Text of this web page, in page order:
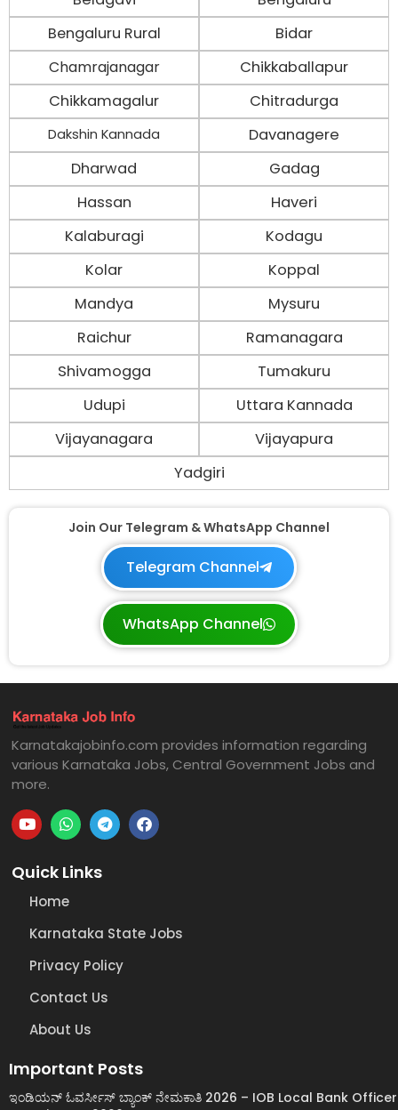
Bengaluru Rural
Bidar
Chamrajanagar
Chikkaballapur
Chikkamagalur
Chitradurga
Dakshin Kannada
Davanagere
Dharwad
Gadag
Hassan
Haveri
Kalaburagi
Kodagu
Kolar
Koppal
Mandya
Mysuru
Raichur
Ramanagara
Shivamogga
Tumakuru
Udupi
Uttara Kannada
Vijayanagara
Vijayapura
Yadgiri
Join Our Telegram & WhatsApp Channel
Telegram Channel
WhatsApp Channel
Karnatakajobinfo.com provides information regarding
various Karnataka Jobs, Central Government Jobs and
more.
Quick Links
Home
Karnataka State Jobs
Privacy Policy
Contact Us
About Us
Important Posts
ಇಂಡಿಯನ್ ಓವರ್ಸೀಸ್ ಬ್ಯಾಂಕ್ ನೇಮಕಾತಿ 2026 – IOB Local Bank Officer